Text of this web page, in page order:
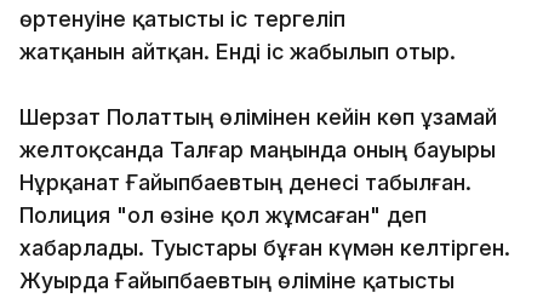
өртенуіне қатысты іс тергеліп
жатқанын айтқан. Енді іс жабылып отыр.
Шерзат Полаттың өлімінен кейін көп ұзамай
желтоқсанда Талғар маңында оның бауыры
Нұрқанат Ғайыпбаевтың денесі табылған.
Полиция "ол өзіне қол жұмсаған" деп
хабарлады. Туыстары бұған күмән келтірген.
Жуырда Ғайыпбаевтың өліміне қатысты